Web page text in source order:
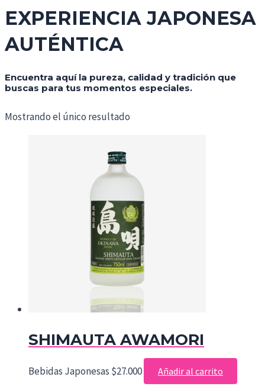
EXPERIENCIA JAPONESA
AUTÉNTICA
Encuentra aquí la pureza, calidad y tradición que
buscas para tus momentos especiales.
Mostrando el único resultado
SHIMAUTA AWAMORI
Bebidas Japonesas $27.000 Añadir al carrito